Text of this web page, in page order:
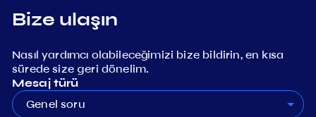
Bize ulaşın
Nasıl yardımcı olabileceğimizi bize bildirin, en kısa
sürede size geri dönelim.
Mesaj türü
Genel soru